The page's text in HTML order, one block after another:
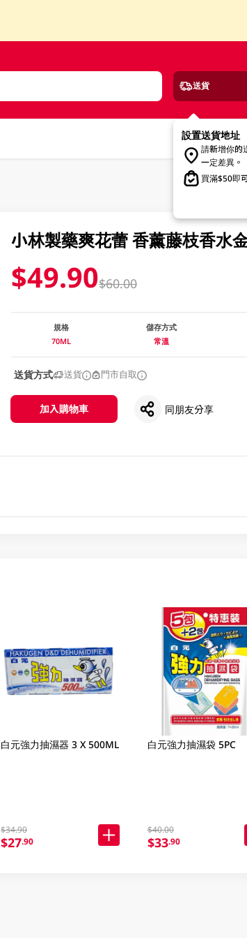
送貨
設置送貨地址
請新增你的
一定差異。
買滿$50即
小林製藥爽花蕾 香薰藤枝香水
$49.90$60.00
規格
70ML
儲存方式
常溫
送貨方式 送貨 門市自取
加入購物車 同朋友分享
白元強力抽濕器 3 X 500ML
$34.90
$27.90
白元強力抽濕袋 5PC
$40.00
$33.90